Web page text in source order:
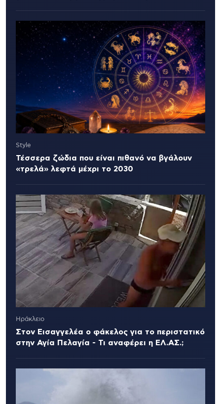
Style
Τέσσερα ζώδια που είναι πιθανό να βγάλουν
«τρελά» λεφτά μέχρι το 2030
Ηράκλειο
Στον Εισαγγελέα ο φάκελος για το περιστατικό
στην Αγία Πελαγία - Τι αναφέρει η ΕΛ.ΑΣ.;